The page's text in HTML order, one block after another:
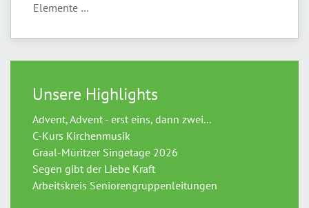
Elemente …
Unsere Highlights
Advent, Advent - erst eins, dann zwei...
C-Kurs Kirchenmusik
Graal-Müritzer Singetage 2026
Segen gibt der Liebe Kraft
Arbeitskreis Seniorengruppenleitungen